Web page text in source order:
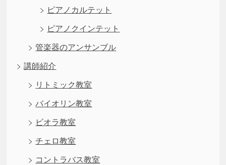
ピアノカルテット
ピアノクインテット
管楽器のアンサンブル
講師紹介
リトミック教室
バイオリン教室
ビオラ教室
チェロ教室
コントラバス教室